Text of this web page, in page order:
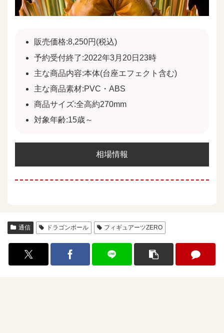
販売価格:8,250円(税込)
予約受付終了:2022年3月20日23時
主な商品内容:本体(台座エフェクト含む)
主な商品素材:PVC・ABS
商品サイズ:全高約270mm
対象年齢:15歳～
相場情報
通信 ドラゴンボール フィギュアーツZERO